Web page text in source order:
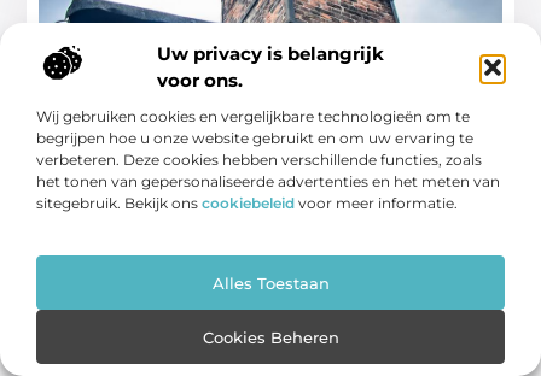
Uw privacy is belangrijk
voor ons.
Wij gebruiken cookies en vergelijkbare technologieën om te
begrijpen hoe u onze website gebruikt en om uw ervaring te
verbeteren. Deze cookies hebben verschillende functies, zoals
het tonen van gepersonaliseerde advertenties en het meten van
sitegebruik. Bekijk ons cookiebeleid voor meer informatie.
Alles Toestaan
Cookies Beheren
Ontdek de crematorium in Maassluis en
begrijp zijn rol in de moderne
samenleving